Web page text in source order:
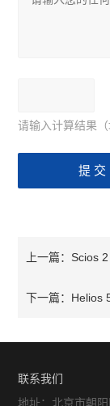
请输入计算结果
上一篇： Scios
下一篇： Helios
联系我们
地址：北京市朝